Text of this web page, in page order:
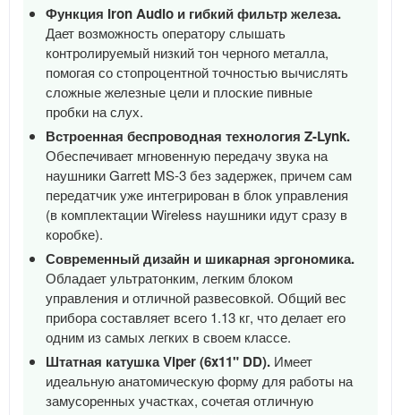
Функция Iron Audio и гибкий фильтр железа.
Дает возможность оператору слышать
контролируемый низкий тон черного металла,
помогая со стопроцентной точностью вычислять
сложные железные цели и плоские пивные
пробки на слух.
Встроенная беспроводная технология Z-Lynk.
Обеспечивает мгновенную передачу звука на
наушники Garrett MS-3 без задержек, причем сам
передатчик уже интегрирован в блок управления
(в комплектации Wireless наушники идут сразу в
коробке).
Современный дизайн и шикарная эргономика.
Обладает ультратонким, легким блоком
управления и отличной развесовкой. Общий вес
прибора составляет всего 1.13 кг, что делает его
одним из самых легких в своем классе.
Штатная катушка Viper (6x11" DD). Имеет
идеальную анатомическую форму для работы на
замусоренных участках, сочетая отличную